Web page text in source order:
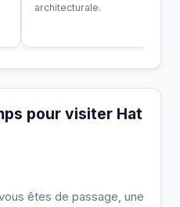
architecturale.
pour visiter Hat
êtes de passage, une